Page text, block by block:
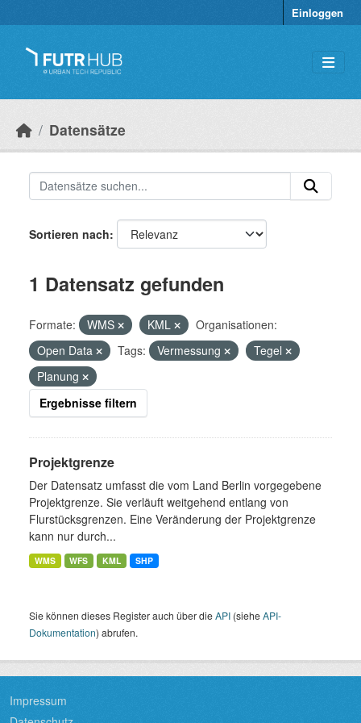
Einloggen
Datensätze
Sortieren nach
1 Datensatz gefunden
Formate: WMS KML
Organisationen:
Open Data
Tags: Vermessung
Tegel
Planung
Ergebnisse filtern
Projektgrenze
Der Datensatz umfasst die vom Land Berlin vorgegebene
Projektgrenze. Sie verläuft weitgehend entlang von
Flurstücksgrenzen. Eine Veränderung der Projektgrenze
kann nur durch...
WMS WFS KML SHP
Sie können dieses Register auch über dieAPI (sieheAPI-
Dokumentation) abrufen.
Impressum